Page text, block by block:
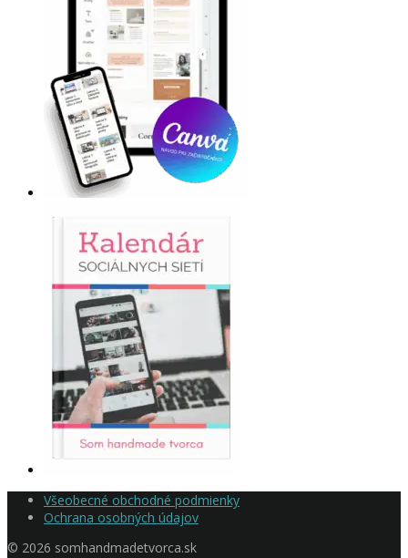
Všeobecné obchodné podmienky
Ochrana osobných údajov
© 2026 somhandmadetvorca.sk